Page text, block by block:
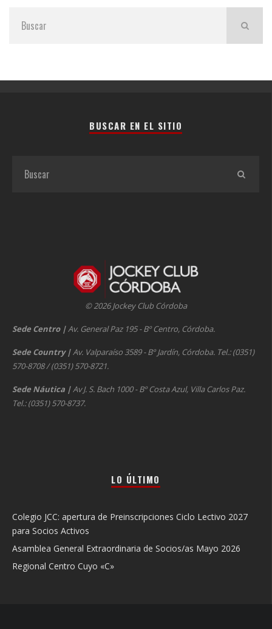
BUSCAR EN EL SITIO
© 2026 Jockey Club Córdoba
Sede Centro |Av. General Paz 195 - Bº Centro, Córdoba.
Sede Country |Av. Valparaíso 3589 - Bº Jardín, Córdoba. Tel.: (0351)
570-8708 / (0351) 570-8721.
Sede Náutica |Av J. S. Bach 1000 - Bº Costa Azul, Villa Carlos Paz.
Tel.: (0351) 570-8737.
LO ÚLTIMO
Colegio JCC: apertura de Preinscripciones Ciclo Lectivo 2027
para Socios Activos
Asamblea General Extraordinaria de Socios/as Mayo 2026
Regional Centro Cuyo «C»